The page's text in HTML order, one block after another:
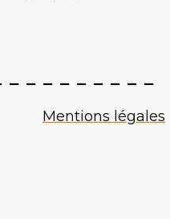
Mentions légales